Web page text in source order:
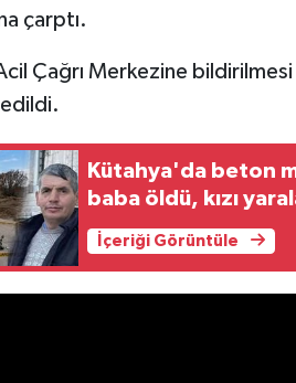
çarptı.
Acil Çağrı Merkezine
Kütahya'da beton
baba öldü, kızı
İçeriği Görüntüle